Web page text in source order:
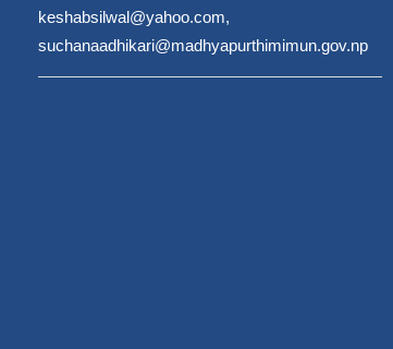
keshabsilwal@yahoo.com,
suchanaadhikari@madhyapurthimimun.gov.np